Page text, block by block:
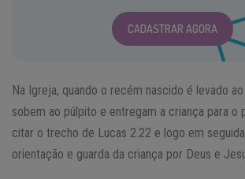
CADASTRAR AGORA
Na Igreja, quando o recém nascido é levado
sobem ao púlpito e entregam a criança para o
citar o trecho de Lucas 2.22 e logo em
orientação e guarda da criança por Deus e